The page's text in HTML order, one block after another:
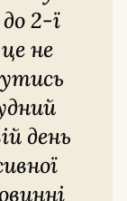
2-ї
не
день